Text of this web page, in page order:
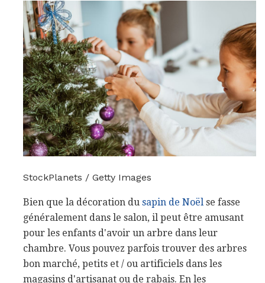
StockPlanets / Getty Images
Bien que la décoration du sapin de Noël se fasse
généralement dans le salon, il peut être amusant
pour les enfants d'avoir un arbre dans leur
chambre. Vous pouvez parfois trouver des arbres
bon marché, petits et / ou artificiels dans les
magasins d'artisanat ou de rabais. En les